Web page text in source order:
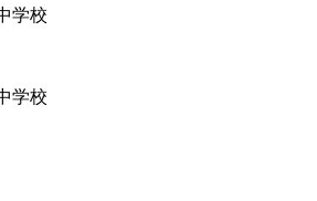
学校
学校